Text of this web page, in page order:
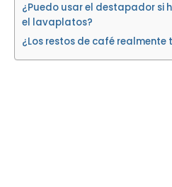
¿Puedo usar el destapador si
el lavaplatos?
¿Los restos de café